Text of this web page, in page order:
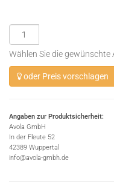
Wählen Sie die gewünschte
oder Preis vorschlagen
Angaben zur Produktsicherheit:
Avola GmbH
In der Fleute 52
42389 Wuppertal
info@avola-gmbh.de